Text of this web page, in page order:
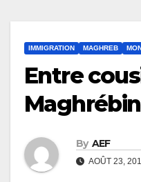
IMMIGRATION MAGHREB
Entre
By AEF
AOÛT 23,